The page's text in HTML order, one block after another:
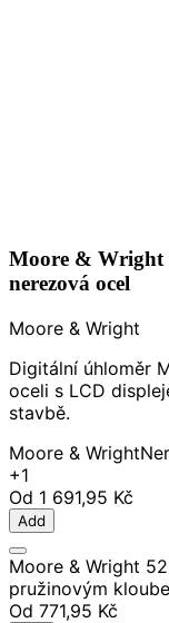
Moore & Wright
nerezová ocel
Moore & Wright
Digitální úhloměr
oceli s LCD
stavbě.
Moore & Wright
+1
Od 1 691,95 Kč
Add
Moore & Wright
pružinovým
Od 771,95 Kč